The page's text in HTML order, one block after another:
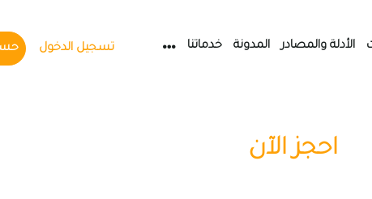
الأدلة والمصادر المدونة خدماتنا تسجيل الدخول
احجز الآن